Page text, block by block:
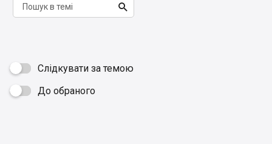

Слідкувати за темою
 До обраного